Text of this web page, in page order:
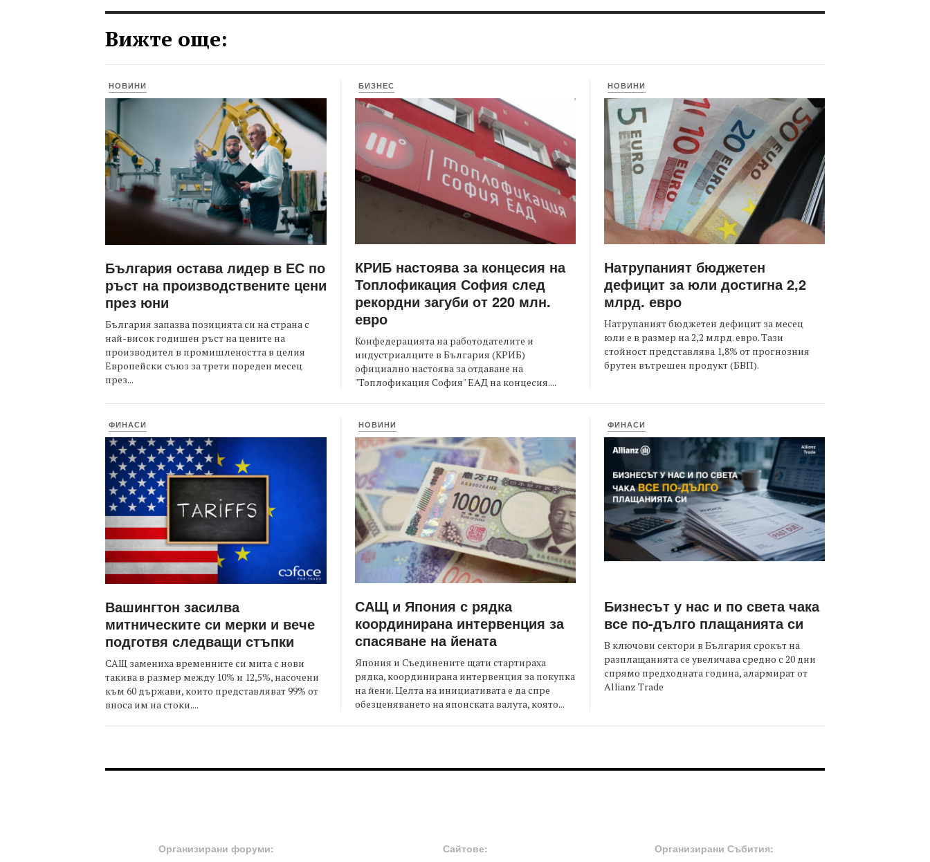
Вижте още:
НОВИНИ
България остава лидер в ЕС по
ръст на производствените цени
през юни
България запазва позицията си на страна с
най-висок годишен ръст на цените на
производител в промишлеността в целия
Европейски съюз за трети пореден месец
през...
БИЗНЕС
КРИБ настоява за концесия на
Топлофикация София след
рекордни загуби от 220 млн.
евро
Конфедерацията на работодателите и
индустриалците в България (КРИБ)
официално настоява за отдаване на
"Топлофикация София" ЕАД на концесия....
НОВИНИ
Натрупаният бюджетен
дефицит за юли достигна 2,2
млрд. евро
Натрупаният бюджетен дефицит за месец
юли е в размер на 2,2 млрд. евро. Тази
стойност представлява 1,8% от прогнозния
брутен вътрешен продукт (БВП).
ФИНАСИ
Вашингтон засилва
митническите си мерки и вече
подготвя следващи стъпки
САЩ замениха временните си мита с нови
такива в размер между 10% и 12,5%, насочени
към 60 държави, които представляват 99% от
вноса им на стоки....
НОВИНИ
САЩ и Япония с рядка
координирана интервенция за
спасяване на йената
Япония и Съединените щати стартираха
рядка, координирана интервенция за покупка
на йени. Целта на инициативата е да спре
обезценяването на японската валута, която...
ФИНАСИ
Бизнесът у нас и по света чака
все по-дълго плащанията си
В ключови сектори в България срокът на
разплащанията се увеличава средно с 20 дни
спрямо предходната година, алармират от
Allianz Trade
Организирани форуми: Сайтове: Организирани Събития: